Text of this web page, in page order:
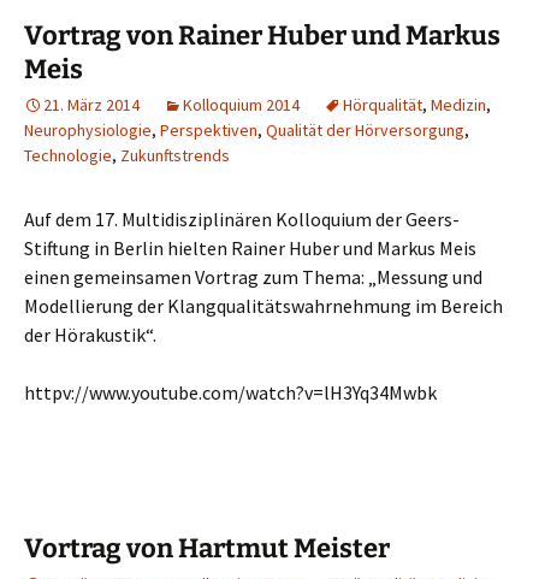
Vortrag von Rainer Huber und Markus
Meis
21. März 2014 Kolloquium 2014 Hörqualität, Medizin,
Neurophysiologie, Perspektiven, Qualität der Hörversorgung,
Technologie, Zukunftstrends
Auf dem 17. Multidisziplinären Kolloquium der Geers-
Stiftung in Berlin hielten Rainer Huber und Markus Meis
einen gemeinsamen Vortrag zum Thema: „Messung und
Modellierung der Klangqualitätswahrnehmung im Bereich
der Hörakustik“.
httpv://www.youtube.com/watch?v=lH3Yq34Mwbk
Vortrag von Hartmut Meister